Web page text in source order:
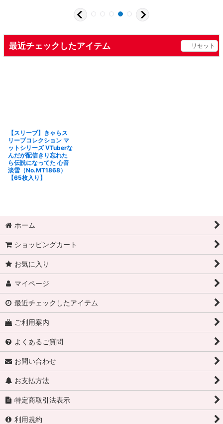
最近チェックしたアイテム リセット
【スリーブ】きゃらス
リーブコレクション マ
ットシリーズ VTuberな
んだが配信きり忘れた
ら伝説になってた 心音
淡雪（No.MT1868）
【65枚入り】
ホーム
ショッピングカート
お気に入り
マイページ
最近チェックしたアイテム
ご利用案内
よくあるご質問
お問い合わせ
お支払方法
特定商取引法表示
利用規約